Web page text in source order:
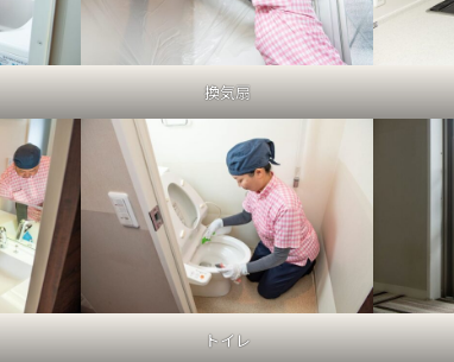
換気扇
トイレ